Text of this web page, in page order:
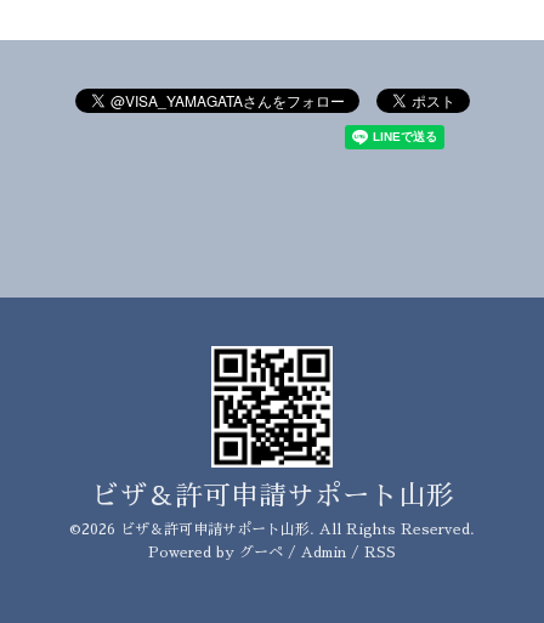
ビザ＆許可申請サポート山形
©2026 ビザ＆許可申請サポート山形. All Rights Reserved.
Powered by グーペ / Admin / RSS